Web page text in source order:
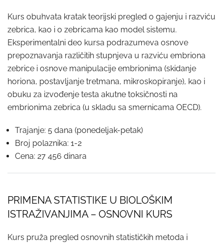
Kurs obuhvata kratak teorijski pregled o gajenju i razviću
zebrica, kao i o zebricama kao model sistemu.
Eksperimentalni deo kursa podrazumeva osnove
prepoznavanja različitih stupnjeva u razviću embriona
zebrice i osnove manipulacije embrionima (skidanje
horiona, postavljanje tretmana, mikroskopiranje), kao i
obuku za izvođenje testa akutne toksičnosti na
embrionima zebrica (u skladu sa smernicama OECD).
Trajanje: 5 dana (ponedeljak-petak)
Broj polaznika: 1-2
Cena: 27 456 dinara
PRIMENA STATISTIKE U BIOLOŠKIM
ISTRAŽIVANJIMA – OSNOVNI KURS
Kurs pruža pregled osnovnih statističkih metoda i